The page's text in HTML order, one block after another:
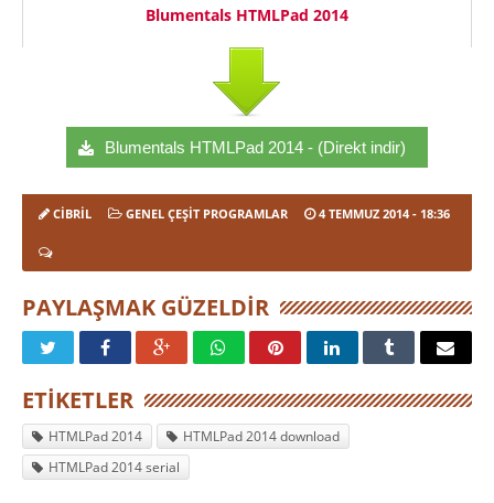
Blumentals HTMLPad 2014
Blumentals HTMLPad 2014 - (Direkt indir)
CIBRIL GENEL ÇEŞIT PROGRAMLAR 4 TEMMUZ 2014- 18:36
PAYLAŞMAK GÜZELDIR
ETIKETLER
HTMLPad 2014
HTMLPad 2014 download
HTMLPad 2014 serial